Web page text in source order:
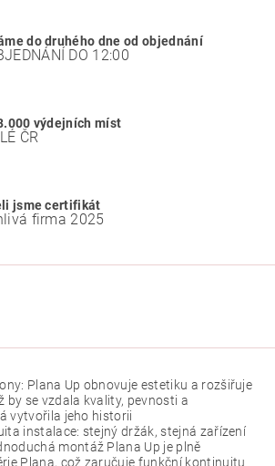
do druhého dne od objednání
DO 12:00
výdejních míst
ČR
jsme certifikát
firma 2025
Plana Up obnovuje estetiku a rozšiřuje
by se vzdala kvality, pevnosti a
vytvořila jeho historii
instalace: stejný držák, stejná zařízení
montáž Plana Up je plně
Plana, což zaručuje funkční kontinuitu